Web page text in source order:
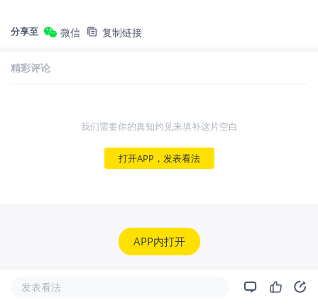
分享至 微信 复制链接
精彩评论
我们需要你的真知灼见来填补这片空白
打开APP，发表看法
APP内打开
发表看法